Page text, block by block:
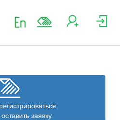
оставить заявку